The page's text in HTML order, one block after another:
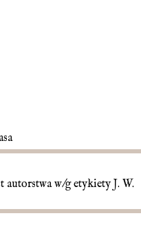
autorstwa w/g etykiety J. W.